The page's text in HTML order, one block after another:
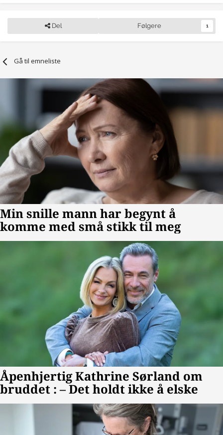
Del Følgere 1
Gå til emneliste